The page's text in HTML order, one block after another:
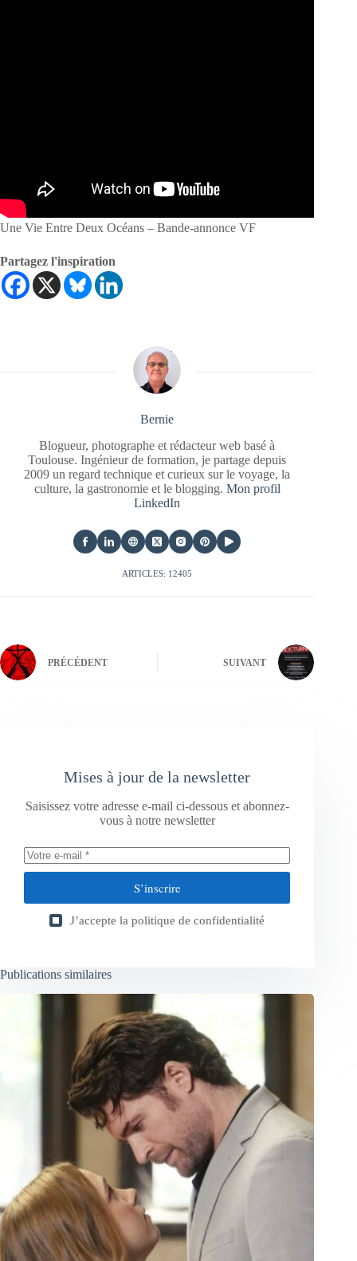
Une Vie Entre Deux Océans – Bande-annonce VF
Partagez l'inspiration
Bernie
Blogueur, photographe et rédacteur web basé à
Toulouse. Ingénieur de formation, je partage depuis
2009 un regard technique et curieux sur le voyage, la
culture, la gastronomie et le blogging. Mon profil
LinkedIn
ARTICLES: 12405
PRÉCÉDENT SUIVANT
Mises à jour de la newsletter
Saisissez votre adresse e-mail ci-dessous et abonnez-
vous à notre newsletter
S’inscrire
J’accepte la politique de confidentialité
Publications similaires